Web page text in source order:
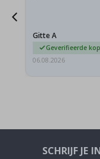
Gitte A
Geverifieerde
06.08.2026
SCHRIJF JE